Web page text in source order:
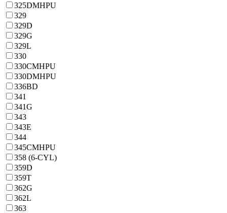
325DMHPU
329
329D
329G
329L
330
330CMHPU
330DMHPU
336BD
341
341G
343
343E
344
345CMHPU
358 (6-CYL)
359D
359T
362G
362L
363